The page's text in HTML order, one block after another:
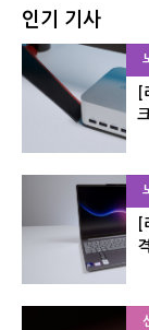
인기 기사